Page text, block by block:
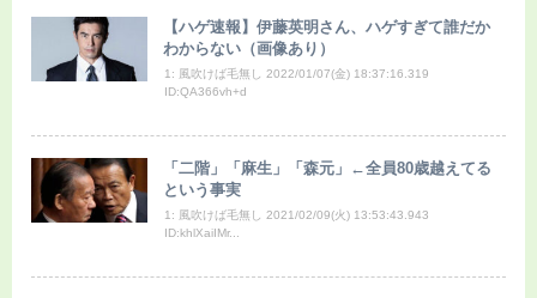
【ハゲ速報】伊藤英明さん、ハゲすぎて誰だか
わからない（画像あり）
1: 風吹けば毛無し 2022/01/07(金) 18:37:16.319
ID:QA366vh+d
「二階」「麻生」「森元」←全員80歳越えてる
という事実
1: 風吹けば毛無し 2021/02/09(火) 13:53:43.943
ID:khlXaiIMr...